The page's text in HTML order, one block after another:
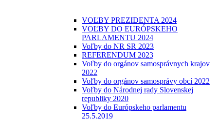
VOĽBY PREZIDENTA 2024
VOĽBY DO EURÓPSKEHO
PARLAMENTU 2024
Voľby do NR SR 2023
REFERENDUM 2023
Voľby do orgánov samosprávnych krajov
2022
Voľby do orgánov samosprávy obcí 2022
Voľby do Národnej rady Slovenskej
republiky 2020
Voľby do Európskeho parlamentu
25.5.2019